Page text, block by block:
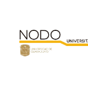
contenido